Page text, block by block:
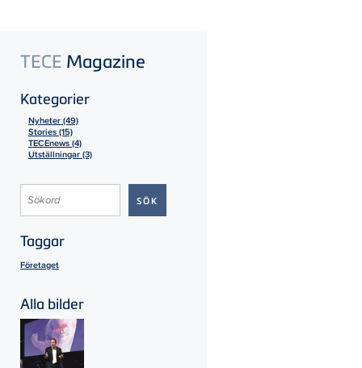
TECE Magazine
Kategorier
Nyheter (49)
Stories (15)
TECEnews (4)
Utställningar (3)
Taggar
Företaget
Alla bilder